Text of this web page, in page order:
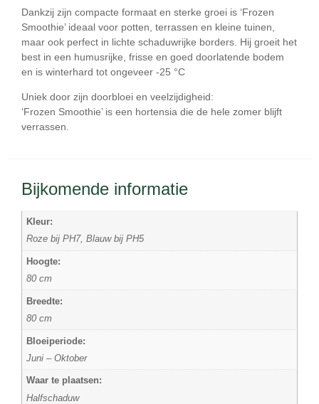
Dankzij zijn compacte formaat en sterke groei is ‘Frozen
Smoothie’ ideaal voor potten, terrassen en kleine tuinen
maar ook perfect in lichte schaduwrijke borders. Hij groeit het
best in een humusrijke, frisse en goed doorlatende bodem
en is winterhard tot ongeveer -25 °C
Uniek door zijn doorbloei en veelzijdigheid:
‘Frozen Smoothie’ is een hortensia die de hele zomer blijft
verrassen.
Bijkomende informatie
Kleur:
Roze bij PH7, Blauw bij PH5
Hoogte:
80 cm
Breedte:
80 cm
Bloeiperiode:
Juni – Oktober
Waar te plaatsen:
Halfschaduw